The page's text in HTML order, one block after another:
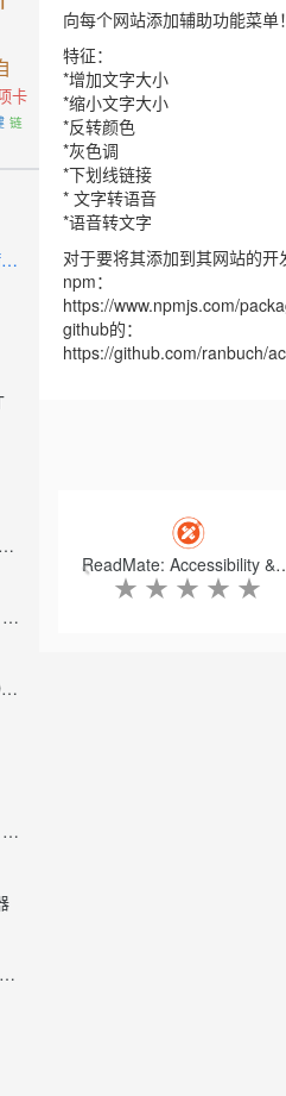
卡
链
JavaScript switcher for SEO and development
RoSeal – Augmented Roblox Experience
Eightify: AI YouTube Summary with ChatGPT
Web Highlights – PDF & Web Highlighter
New Bing Anywhere (Bing Chat GPT-4)
圖片下載器 – 批量下載圖片
向每个网站添加辅助功能菜单
特征：
*增加文字大小
*缩小文字大小
*反转颜色
*灰色调
*下划线链接
* 文字转语音
*语音转文字
对于要将其添加到其网站的开
npm：
https://www.npmjs.com/
github的：
https://github.com/ranbuch/
ReadMate:
★ ★ ★ ★ ★